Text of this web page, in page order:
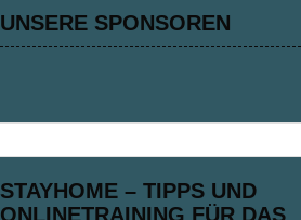
UNSERE SPONSOREN
STAYHOME – TIPPS UND
ONLINETRAINING FÜR DAS